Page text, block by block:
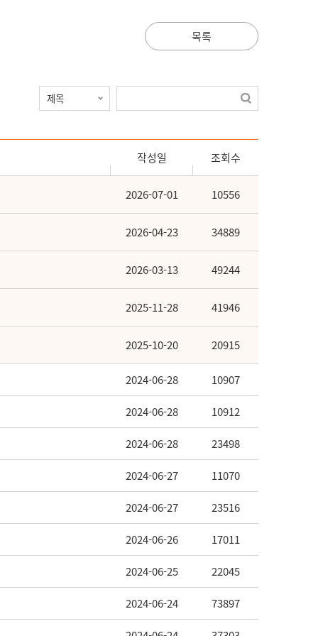
목록
작성일 조회수
2026-07-01 10556
2026-04-23 34889
2026-03-13 49244
2025-11-28 41946
2025-10-20 20915
2024-06-28 10907
2024-06-28 10912
2024-06-28 23498
2024-06-27 11070
2024-06-27 23516
2024-06-26 17011
2024-06-25 22045
2024-06-24 73897